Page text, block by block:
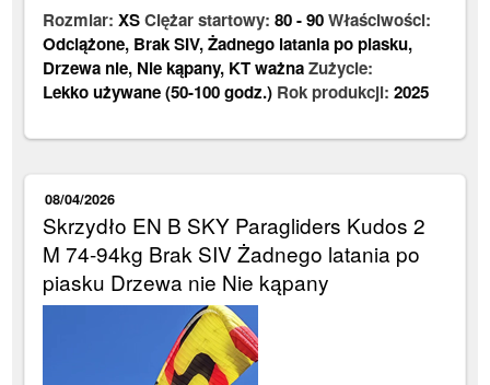
Rozmiar:XSCiężar startowy:80-90Właściwości:
Odciążone, Brak SIV,Żadnego latania po piasku,
Drzewa nie, Nie kąpany, KT ważnaZużycie:
Lekko używane (50-100 godz.) Rok produkcji:2025
08/04/2026
Skrzydło EN B SKY Paragliders Kudos 2
M 74-94kg Brak SIV Żadnego latania po
piasku Drzewa nie Nie kąpany